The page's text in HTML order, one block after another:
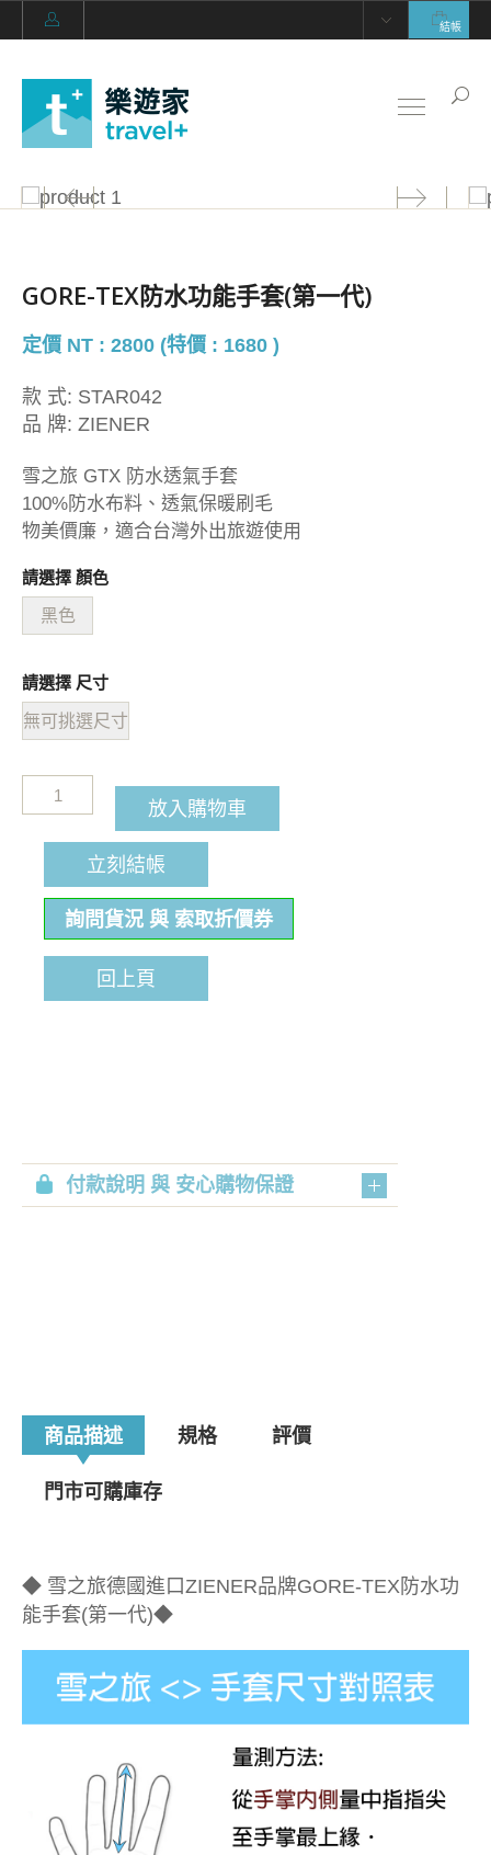
結帳
GORE-TEX防水功能手套(第一代)
定價 NT : 2800 (特價 : 1680 )
款 式: STAR042
品 牌: ZIENER
雪之旅 GTX 防水透氣手套
100%防水布料、透氣保暖刷毛
物美價廉，適合台灣外出旅遊使用
請選擇 顏色
黑色
請選擇 尺寸
無可挑選尺寸
放入購物車
立刻結帳
詢問貨況 與 索取折價券
回上頁
付款說明 與 安心購物保證
商品描述 規格 評價
門市可購庫存
◆ 雪之旅德國進口ZIENER品牌GORE-TEX防水功
能手套(第一代)◆